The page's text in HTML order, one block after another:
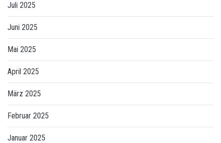
Juli 2025
Juni 2025
Mai 2025
April 2025
März 2025
Februar 2025
Januar 2025